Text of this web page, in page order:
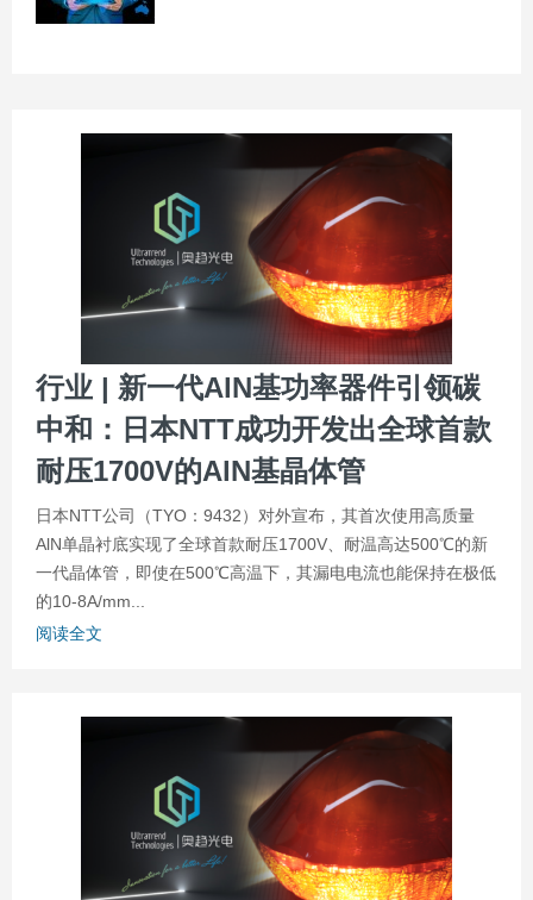
行业 | 新一代AlN基功率器件引领碳
中和：日本NTT成功开发出全球首款
耐压1700V的AlN基晶体管
日本NTT公司（TYO：9432）对外宣布，其首次使用高质量
AlN单晶衬底实现了全球首款耐压1700V、耐温高达500℃的新
一代晶体管，即使在500℃高温下，其漏电电流也能保持在极低
的10-8A/mm...
阅读全文